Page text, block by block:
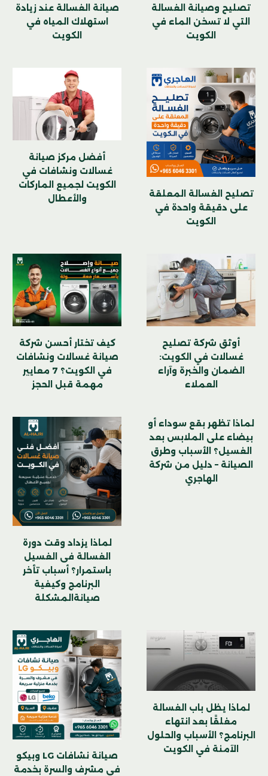
تصليح وصيانة الغسالة
التي لا تسخن الماء في
الكويت
صيانة الغسالة عند زيادة
استهلاك المياه في
الكويت
تصليح الغسالة المعلقة
على دقيقة واحدة في
الكويت
أفضل مركز صيانة
غسالات ونشافات في
الكويت لجميع الماركات
والأعطال
أوثق شركة تصليح
غسالات في الكويت:
الضمان والخبرة وآراء
العملاء
كيف تختار أحسن شركة
صيانة غسالات ونشافات
في الكويت؟ 7 معايير
مهمة قبل الحجز
لماذا تظهر بقع سوداء أو
بيضاء على الملابس بعد
الغسيل؟ الأسباب وطرق
الصيانة – دليل من شركة
الهاجري
لماذا يزداد وقت دورة
الغسالة فى الغسيل
باستمرار؟ أسباب تأخر
البرنامج وكيفية
صيانةالمشكلة
لماذا يظل باب الغسالة
مغلقًا بعد انتهاء
البرنامج؟ الأسباب والحلول
الآمنة في الكويت
صيانة نشافات LG وبيكو
في مشرف والسرة بخدمة